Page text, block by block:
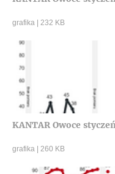
grafika | 232 KB
KANTAR Owoce
grafika | 260 KB